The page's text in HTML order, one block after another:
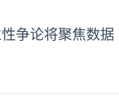
争论将聚焦数据